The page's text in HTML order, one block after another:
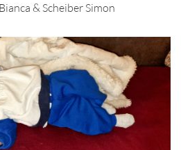
& Scheiber Simon